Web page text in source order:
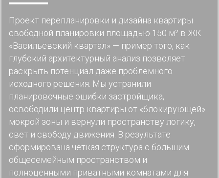
Проект перепланировки и дизайна квартиры
свободной планировки площадью 150 м² в ЖК
«Васильевский квартал» — пример того, как
глубокий архитектурный анализ позволяет
раскрыть потенциал даже проблемного
исходного решения. Мы устранили
планировочные ошибки застройщика,
освободили центр квартиры от «блокирующей»
мокрой зоны и вернули пространству логику,
свет и свободу движения. В результате
сформирована чёткая структура с большим
общесемейным пространством и
полноценными приватными комнатами для